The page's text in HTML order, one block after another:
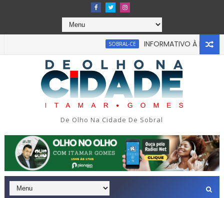
SOBRAL-CE INFORMATIVO À IMPRENSA
De Olho Na Cidade De Sobral